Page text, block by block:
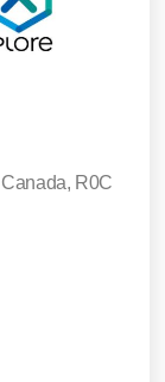
R0C